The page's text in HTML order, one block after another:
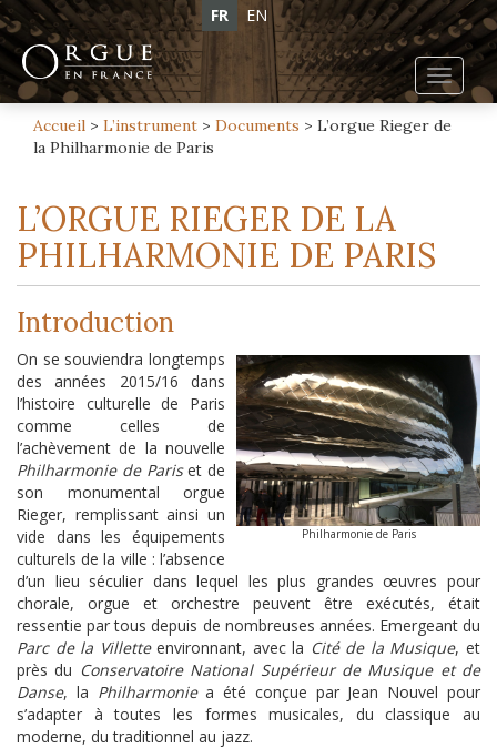
FR EN
Accueil > L’instrument > Documents > L’orgue Rieger de
la Philharmonie de Paris
L’ORGUE RIEGER DE LA
PHILHARMONIE DE PARIS
Introduction
Philharmonie de Paris
On se souviendra longtemps
des années 2015/16 dans
l’histoire culturelle de Paris
comme celles de
l’achèvement de la nouvelle
Philharmonie de Pariset de
son monumental orgue
Rieger, remplissant ainsi un
vide dans les équipements
culturels de la ville : l’absence
d’un lieu séculier dans lequel les plus grandes œuvres pour
chorale, orgue et orchestre peuvent être exécutés, était
ressentie par tous depuis de nombreuses années. Emergeant du
Parc de la Villetteenvironnant, avec la Cité de la Musique, et
près du Conservatoire National Supérieur de Musique et de
Danse, la Philharmoniea été conçue par Jean Nouvel pour
s’adapter à toutes les formes musicales, du classique au
moderne, du traditionnel au jazz.